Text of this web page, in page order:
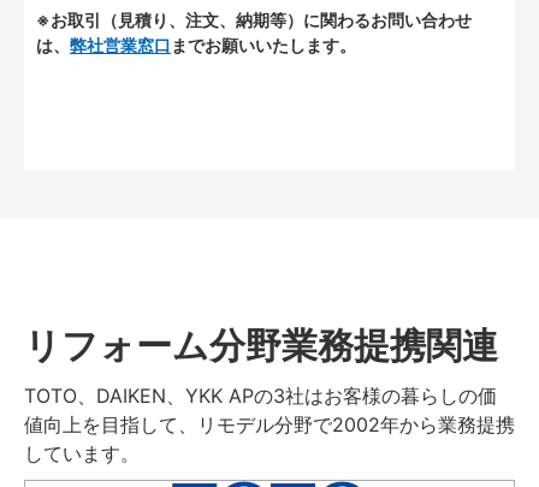
※お取引（見積り、注文、納期等）に関わるお問い合わせ
は、 弊社営業窓口 までお願いいたします。
リフォーム分野業務提携関連
TOTO、DAIKEN、YKK APの3社はお客様の暮らしの価
値向上を目指して、リモデル分野で2002年から業務提携
しています。